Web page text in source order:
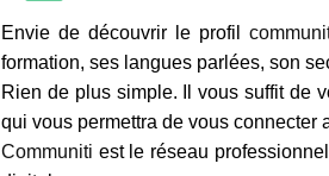
Envie de découvrir le profil
formation, ses langues parlées, son
Rien de plus simple. Il vous suffit de
qui vous permettra de vous connecter
Communiti est le réseau